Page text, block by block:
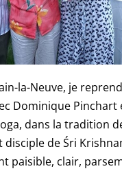
la-Neuve, je
Dominique Pinchart
dans la tradition
disciple de Śri
paisible, clair,